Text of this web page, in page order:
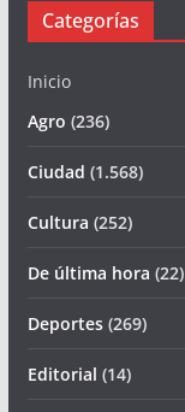
Categorías
Inicio
Agro (236)
Ciudad (1.568)
Cultura (252)
De última hora (22)
Deportes(269)
Editorial (14)